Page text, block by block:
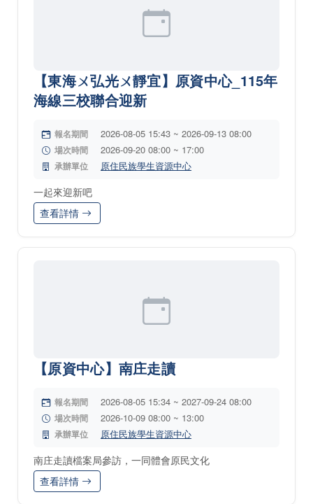
【東海ㄨ弘光ㄨ靜宜】原資中心_115年
海線三校聯合迎新
報名期間 2026-08-05 15:43 ~ 2026-09-13 08:00
場次時間 2026-09-20 08:00 ~ 17:00
承辦單位 原住民族學生資源中心
一起來迎新吧
查看詳情
【原資中心】南庄走讀
報名期間 2026-08-05 15:34 ~ 2027-09-24 08:00
場次時間 2026-10-09 08:00 ~ 13:00
承辦單位 原住民族學生資源中心
南庄走讀檔案局參訪，一同體會原民文化
查看詳情